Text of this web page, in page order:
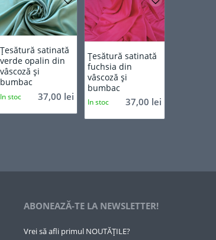
Țesătură satinată
verde opalin din
vâscoză și
bumbac
37,00 lei
In stoc
Țesătură satinată
fuchsia din
vâscoză și
bumbac
37,00 lei
In stoc
ABONEAZĂ-TE LA NEWSLETTER!
Vrei să afli primul NOUTĂȚILE?